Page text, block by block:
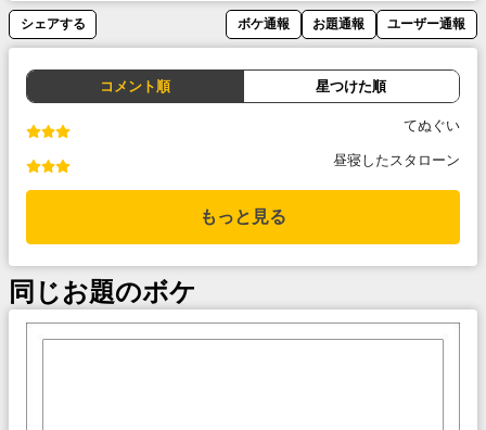
シェアする ボケ通報 お題通報 ユーザー通報
コメント順 星つけた順
てぬぐい
昼寝したスタローン
もっと見る
同じお題のボケ